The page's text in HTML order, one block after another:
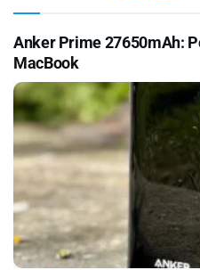
Anker Prime 27650mAh:
MacBook